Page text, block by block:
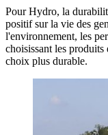
Pour Hydro, la
positif sur la vie des
l'environnement, les
choisissant les
choix plus durable.